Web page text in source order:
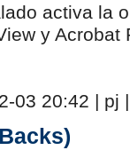
activa la
y
03 20:42 | pj